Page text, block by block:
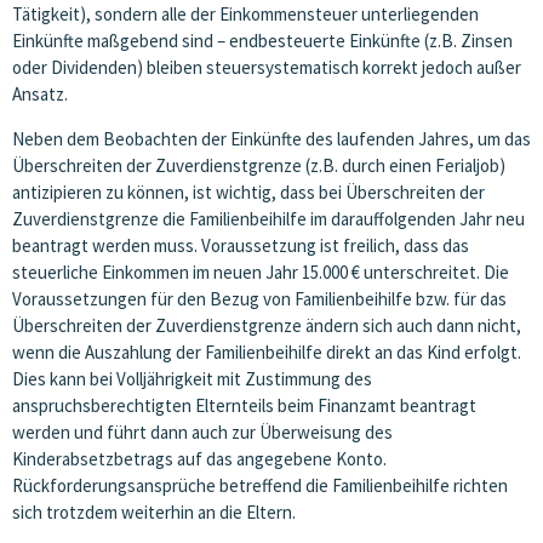
Tätigkeit), sondern alle der Einkommensteuer unterliegenden
Einkünfte maßgebend sind – endbesteuerte Einkünfte (z.B. Zinsen
oder Dividenden) bleiben steuersystematisch korrekt jedoch außer
Ansatz.
Neben dem Beobachten der Einkünfte des laufenden Jahres, um das
Überschreiten der Zuverdienstgrenze (z.B. durch einen Ferialjob)
antizipieren zu können, ist wichtig, dass bei Überschreiten der
Zuverdienstgrenze die Familienbeihilfe im darauffolgenden Jahr neu
beantragt werden muss. Voraussetzung ist freilich, dass das
steuerliche Einkommen im neuen Jahr 15.000 € unterschreitet. Die
Voraussetzungen für den Bezug von Familienbeihilfe bzw. für das
Überschreiten der Zuverdienstgrenze ändern sich auch dann nicht,
wenn die Auszahlung der Familienbeihilfe direkt an das Kind erfolgt.
Dies kann bei Volljährigkeit mit Zustimmung des
anspruchsberechtigten Elternteils beim Finanzamt beantragt
werden und führt dann auch zur Überweisung des
Kinderabsetzbetrags auf das angegebene Konto.
Rückforderungsansprüche betreffend die Familienbeihilfe richten
sich trotzdem weiterhin an die Eltern.